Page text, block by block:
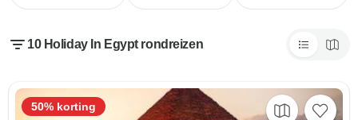
10 Holiday In Egypt rondreizen
50% korting